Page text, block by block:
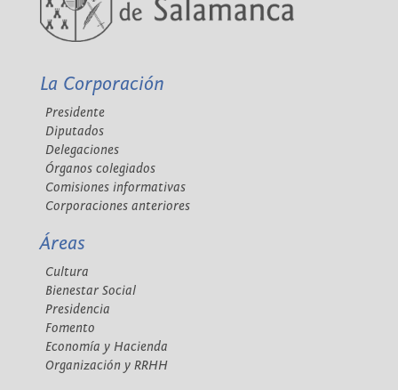
La Corporación
Presidente
Diputados
Delegaciones
Órganos colegiados
Comisiones informativas
Corporaciones anteriores
Áreas
Cultura
Bienestar Social
Presidencia
Fomento
Economía y Hacienda
Organización y RRHH